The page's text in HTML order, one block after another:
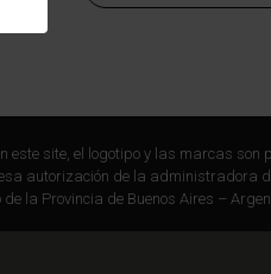
este site, el logotipo y las marcas son
autorización de la administradora
la Provincia de Buenos Aires –